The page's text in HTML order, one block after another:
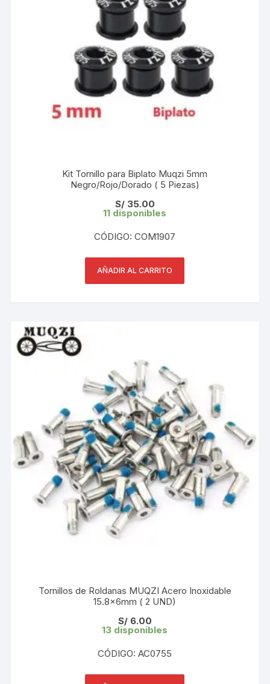
Kit Tornillo para Biplato Muqzi 5mm
Negro/Rojo/Dorado ( 5 Piezas)
S/35.00
11 disponibles
CÓDIGO: COM1907
AÑADIR AL CARRITO
Tornillos de Roldanas MUQZI Acero Inoxidable
15.8x6mm ( 2 UND)
S/6.00
13 disponibles
CÓDIGO: AC0755